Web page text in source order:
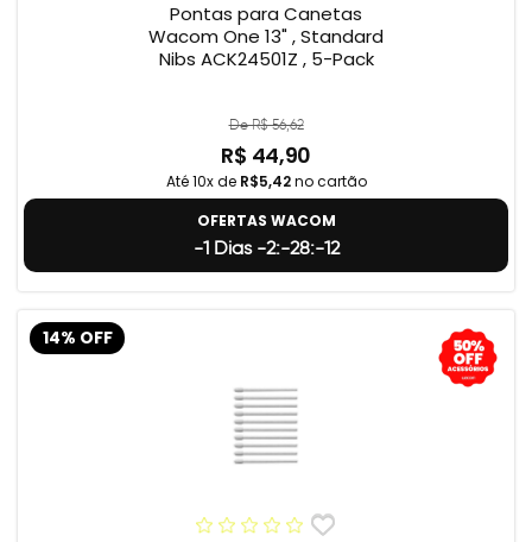
Pontas para Canetas
Wacom One 13" , Standard
Nibs ACK24501Z , 5-Pack
De R$ 56,62
R$ 44,90
Até 10x de R$5,42no cartão
OFERTAS WACOM
-1 Dias -2:-28:-13
14% OFF